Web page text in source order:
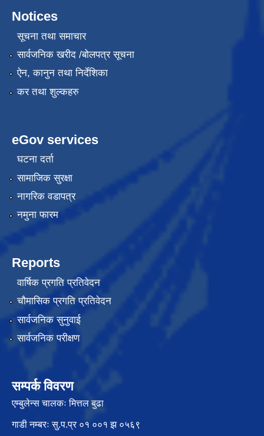
Notices
सूचना तथा समाचार
सार्वजनिक खरीद /बोलपत्र सूचना
ऐन, कानुन तथा निर्देशिका
कर तथा शुल्कहरु
eGov services
घटना दर्ता
सामाजिक सुरक्षा
नागरिक वडापत्र
नमुना फारम
Reports
वार्षिक प्रगति प्रतिवेदन
चौमासिक प्रगति प्रतिवेदन
सार्वजनिक सुनुवाई
सार्वजनिक परीक्षण
सम्पर्क विवरण
एम्बुलेन्स चालकः मित्तल बुढा
गाडी नम्बरः सु.प.प्र ०१ ००१ झ ०५६९